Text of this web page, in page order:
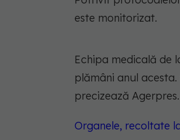
este monitorizat.
Echipa medicală de
plămâni anul
precizează Agerpres.
Organele, recoltate